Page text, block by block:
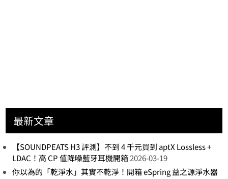
最新文章
【SOUNDPEATS H3 評測】不到 4 千元買到 aptX Lossless +
LDAC！高 CP 值降噪藍牙耳機開箱2026-03-19
你以為的「乾淨水」其實不乾淨！開箱 eSpring 益之源淨水器